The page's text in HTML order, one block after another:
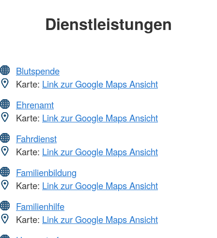
Dienstleistungen
Blutspende
Karte: Link zur Google Maps Ansicht
Ehrenamt
Karte: Link zur Google Maps Ansicht
Fahrdienst
Karte: Link zur Google Maps Ansicht
Familienbildung
Karte: Link zur Google Maps Ansicht
Familienhilfe
Karte: Link zur Google Maps Ansicht